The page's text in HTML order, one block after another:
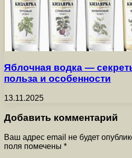
Яблочная водка —
польза и особенности
13.11.2025
Добавить комментарий
Ваш адрес email не будет
поля помечены *